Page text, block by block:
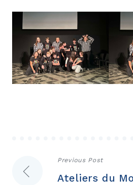
NavigationPrevious Post
Ateliers du